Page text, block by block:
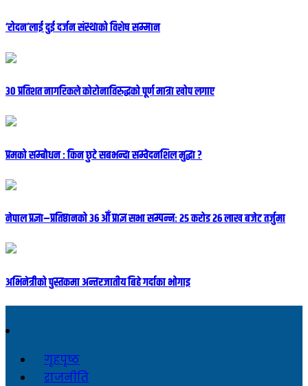
‘रोदन’लाई दुई दर्जन संस्थाको विशेष सम्मान
३० प्रतिशत नागरिकले कोरोनाविरुद्धको पूर्ण मात्रा खोप लगाए
प्रमको सम्बोधन : किन छुटे सबभन्दा सम्वेदनशिल मुद्धा ?
नेपाल प्रज्ञा–प्रतिष्ठानको ३६ औँ प्राज्ञ सभा सम्पन्नः २५ करोड २६ लाख बजेट तर्जुमा
अभिनेत्रीको पुस्तकमा अन्तरजातीय बिहे गर्दाका भोगाइ
गृहपृष्ठ
राजनीति